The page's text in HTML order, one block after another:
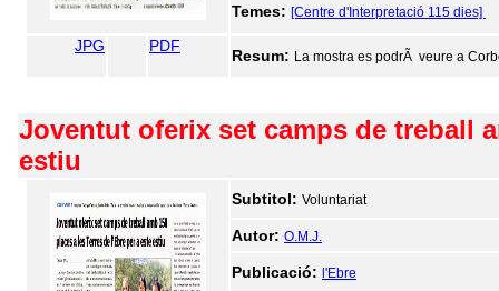
Temes: [Centre d'Interpretació 115 dies]
JPG PDF
Resum: La mostra es podrÃ veure a
Joventut oferix set camps de treball
estiu
Subtitol: Voluntariat
Autor: O.M.J.
Publicació: l'Ebre